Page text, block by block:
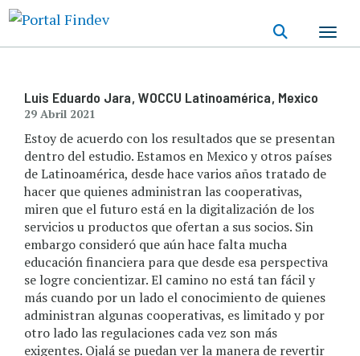
Luis Eduardo Jara, WOCCU Latinoamérica, Mexico
29 Abril 2021
Estoy de acuerdo con los resultados que se presentan
dentro del estudio. Estamos en Mexico y otros países
de Latinoamérica, desde hace varios años tratado de
hacer que quienes administran las cooperativas,
miren que el futuro está en la digitalización de los
servicios u productos que ofertan a sus socios. Sin
embargo consideró que aún hace falta mucha
educación financiera para que desde esa perspectiva
se logre concientizar. El camino no está tan fácil y
más cuando por un lado el conocimiento de quienes
administran algunas cooperativas, es limitado y por
otro lado las regulaciones cada vez son más
exigentes. Ojalá se puedan ver la manera de revertir